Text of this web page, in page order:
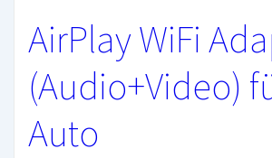
AirPlay WiFi
(Audio+Video)
Auto